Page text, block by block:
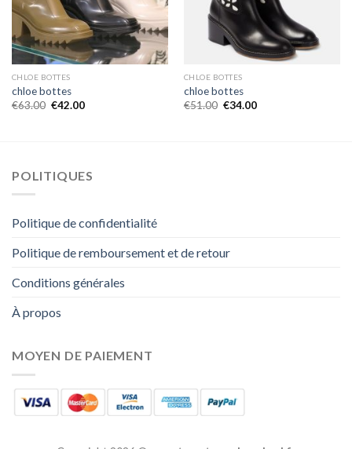
CHLOE BOTTES
chloe bottes
€63.00 €42.00
CHLOE BOTTES
chloe bottes
€51.00 €34.00
POLITIQUES
Politique de confidentialité
Politique de remboursement et de retour
Conditions générales
À propos
MOYEN DE PAIEMENT